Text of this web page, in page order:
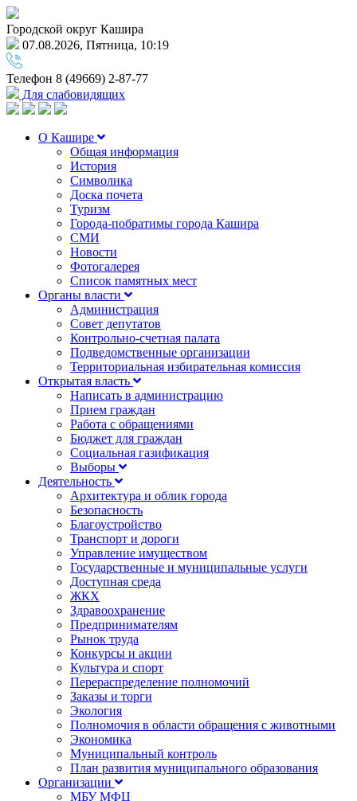
Городской округ Кашира
07.08.2026, Пятница, 10:19
Телефон 8 (49669) 2-87-77
Для слабовидящих
О Кашире
Общая информация
История
Символика
Доска почета
Туризм
Города-побратимы города Кашира
СМИ
Новости
Фотогалерея
Список памятных мест
Органы власти
Администрация
Совет депутатов
Контрольно-счетная палата
Подведомственные организации
Территориальная избирательная комиссия
Открытая власть
Написать в администрацию
Прием граждан
Работа с обращениями
Бюджет для граждан
Социальная газификация
Выборы
Деятельность
Архитектура и облик города
Безопасность
Благоустройство
Транспорт и дороги
Управление имуществом
Государственные и муниципальные услуги
Доступная среда
ЖКХ
Здравоохранение
Предпринимателям
Рынок труда
Конкурсы и акции
Культура и спорт
Перераспределение полномочий
Заказы и торги
Экология
Полномочия в области обращения с животными
Экономика
Муниципальный контроль
План развития муниципального образования
Организации
МБУ МФЦ